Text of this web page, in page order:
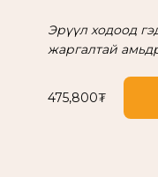
Эрүүл ходоод
жаргалтай
475,800₮